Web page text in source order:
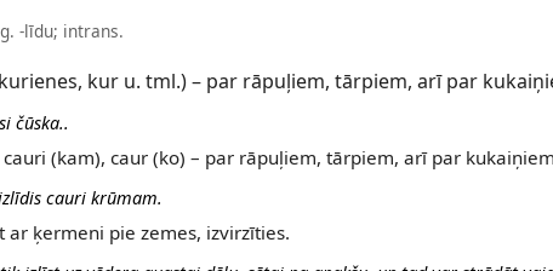
-līdu; intrans.
kur u. tml.) – par rāpuļiem, tārpiem, arī par
čūska..
(kam), caur (ko) – par rāpuļiem, tārpiem, arī par
cauri krūmam.
ar ķermeni pie zemes, izvirzīties.